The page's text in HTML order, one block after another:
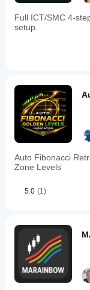
Full ICT/SMC 4-
setup.
Auto Fibonacci
Zone Levels
5.0 (1)